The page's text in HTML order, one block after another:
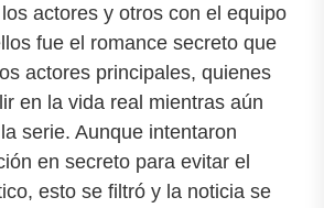
actores y otros con el equipo
fue el romance secreto que
actores principales, quienes
en la vida real mientras aún
serie. Aunque intentaron
en secreto para evitar el
esto se filtró y la noticia se